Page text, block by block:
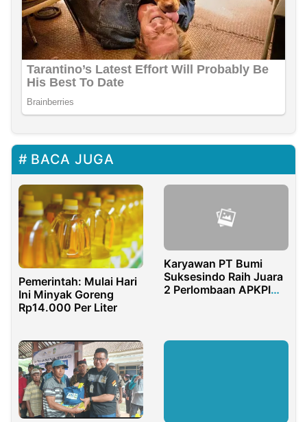
BACA JUGA
Pemerintah: Mulai Hari
Ini Minyak Goreng
Rp14.000 Per Liter
Karyawan PT Bumi
Suksesindo Raih Juara
2 Perlombaan APKPI